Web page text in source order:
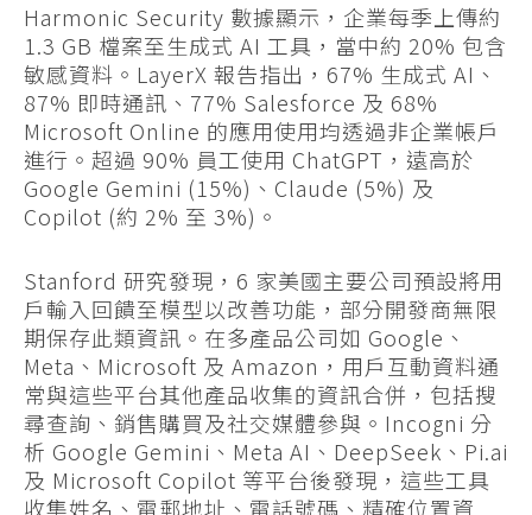
Harmonic Security 數據顯示，企業每季上傳約
1.3 GB 檔案至生成式 AI 工具，當中約 20% 包含
敏感資料。LayerX 報告指出，67% 生成式 AI、
87% 即時通訊、77% Salesforce 及 68%
Microsoft Online 的應用使用均透過非企業帳戶
進行。超過 90% 員工使用 ChatGPT，遠高於
Google Gemini (15%)、Claude (5%) 及
Copilot (約 2% 至 3%)。
Stanford 研究發現，6 家美國主要公司預設將用
戶輸入回饋至模型以改善功能，部分開發商無限
期保存此類資訊。在多產品公司如 Google、
Meta、Microsoft 及 Amazon，用戶互動資料通
常與這些平台其他產品收集的資訊合併，包括搜
尋查詢、銷售購買及社交媒體參與。Incogni 分
析 Google Gemini、Meta AI、DeepSeek、Pi.ai
及 Microsoft Copilot 等平台後發現，這些工具
收集姓名、電郵地址、電話號碼、精確位置資